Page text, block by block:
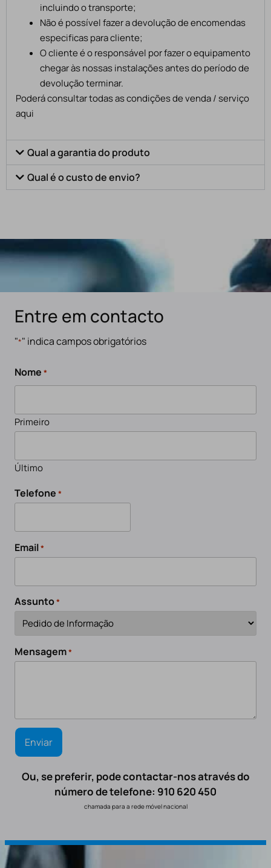
incluindo o transporte;
Não é possível fazer a devolução de encomendas
especificas para cliente;
O cliente é o responsável por fazer o equipamento
chegar às nossas instalações antes do período de
devolução terminar.
Poderá consultar todas as condições de venda / serviço
aqui
Qual a garantia do produto
Qual é o custo de envio?
Entre em contacto
"*" indica campos obrigatórios
Nome *
Primeiro
Último
Telefone *
Email*
Assunto*
Mensagem*
Ou, se preferir, pode contactar-nos através do
número de telefone: 910 620 450
chamada para a rede móvel nacional